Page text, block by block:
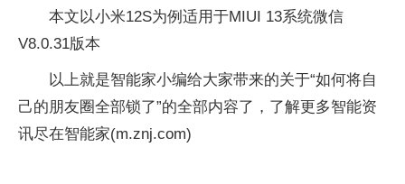
本文以小米12S为例适用于MIUI 13系统微信
V8.0.31版本
以上就是智能家小编给大家带来的关于“如何将自
己的朋友圈全部锁了”的全部内容了，了解更多智能资
讯尽在智能家(m.znj.com)